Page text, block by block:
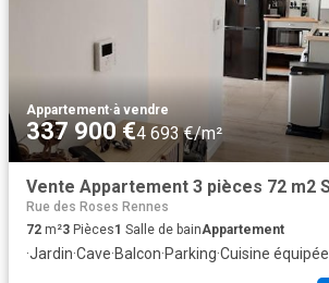
Appartement·à vendre
337 900 €4 693 €/m²
Rue des Roses Rennes
72 m²3 Pièces1 Salle de bainAppartement
·Jardin·Cave·Balcon·Parking·Cuisine équipée